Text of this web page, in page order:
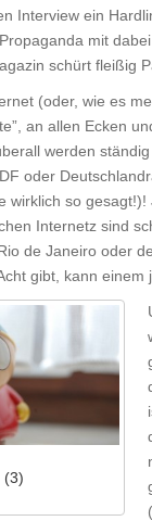
Interview ein
mit
schürt fleißig
(oder, wie es
an allen Ecken
werden
oder
wirklich so
Internetz sind
de Janeiro oder
gibt, kann einem
(3)